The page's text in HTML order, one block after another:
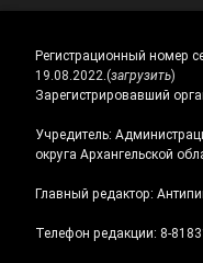
Регистрационный номер
19.08.2022. (загрузить)
Зарегистрировавший
Учредитель:
округа Архангельской
Главный редактор:
Телефон редакции: 8-